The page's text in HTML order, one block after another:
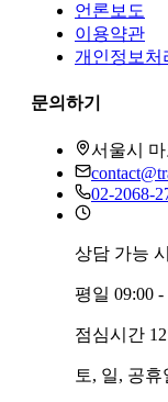
언론보도
이용약관
개인정보처
문의하기
서울시 마
02-2068-
상담 가능
평일 09:00 -
점심시간
토, 일, 공휴